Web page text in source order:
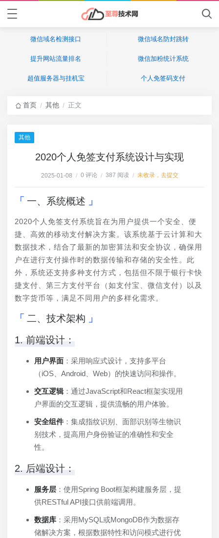
微信域名检测接口 微信域名防封跳转
提升网站流量排名 微信加粉统计系统
超值服务器与挂机宝 个人免签码支付
首页 / 其他 / 正文
其他
2020个人免签支付系统设计与实现
2025-01-08 / 0 评论 / 387 阅读 / 未收录，去提交
一、系统概述
2020个人免签支付系统旨在为用户提供一个安全、便
捷、高效的移动支付解决方案。该系统基于云计算和大
数据技术，结合了最新的加密算法和安全协议，确保用
户在进行支付操作时的数据传输和存储的安全性。此
外，系统还支持多种支付方式，包括但不限于银行卡快
捷支付、第三方支付平台（如支付宝、微信支付）以及
数字货币等，满足不同用户的多样化需求。
二、技术架构
1. 前端设计：
用户界面 ：采用响应式设计，支持多平台
（iOS、Android、Web）的快速访问和操作。
交互逻辑：通过JavaScript和React框架实现用
户界面的交互逻辑，提供流畅的用户体验。
安全组件 ：集成指纹识别、面部识别等生物识
别技术，提高用户身份验证的准确性和安全
性。
2. 后端设计：
服务层 ：使用Spring Boot框架构建服务层，提
供RESTful API接口供前端调用。
数据库 ：采用MySQL或MongoDB作为数据存
储解决方案，根据数据特性和访问模式进行优